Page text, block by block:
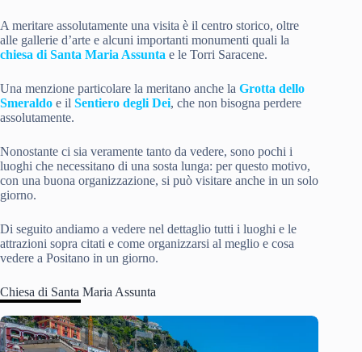
A meritare assolutamente una visita è il centro storico, oltre
alle gallerie d’arte e alcuni importanti monumenti quali la
chiesa di Santa Maria Assunta e le Torri Saracene.
Una menzione particolare la meritano anche la Grotta dello
Smeraldo e il Sentiero degli Dei, che non bisogna perdere
assolutamente.
Nonostante ci sia veramente tanto da vedere, sono pochi i
luoghi che necessitano di una sosta lunga: per questo motivo,
con una buona organizzazione, si può visitare anche in un solo
giorno.
Di seguito andiamo a vedere nel dettaglio tutti i luoghi e le
attrazioni sopra citati e come organizzarsi al meglio e cosa
vedere a Positano in un giorno.
Chiesa di Santa Maria Assunta